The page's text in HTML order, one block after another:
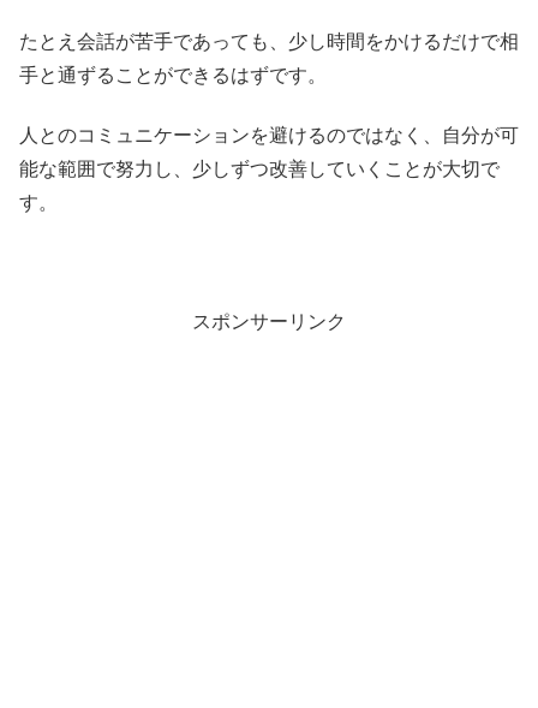
たとえ会話が苦手であっても、少し時間をかけるだけで相
手と通ずることができるはずです。
人とのコミュニケーションを避けるのではなく、自分が可
能な範囲で努力し、少しずつ改善していくことが大切で
す。
スポンサーリンク